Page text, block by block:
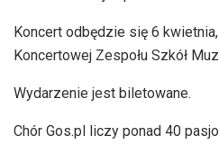
Koncert odbędzie się 6
Koncertowej Zespołu Szkół
Wydarzenie jest biletowane.
Chór Gos.pl liczy ponad 40